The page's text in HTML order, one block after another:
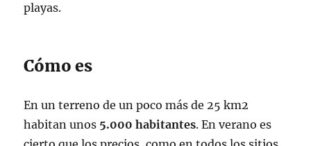
playas.
Cómo es
En un terreno de un poco más de 25 km2
habitan unos 5.000 habitantes. En verano es